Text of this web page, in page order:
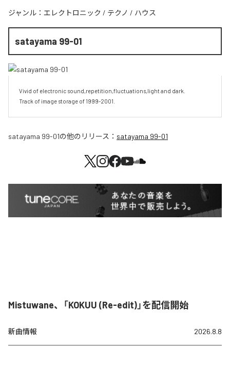
ジャンル： エレクトロニック / テクノ / ハウス
satayama 99-01
Vivid of electronic sound,repetition,fluctuations,light and dark.
Track of image storage of 1999-2001.
satayama 99-01の他のリリース： satayama 99-01
Mistuwane、「KOKUU (Re-edit)」を配信開始
新曲情報 2026.8.8